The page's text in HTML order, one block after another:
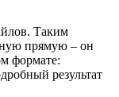
Таким
прямую – он
формате:
результат